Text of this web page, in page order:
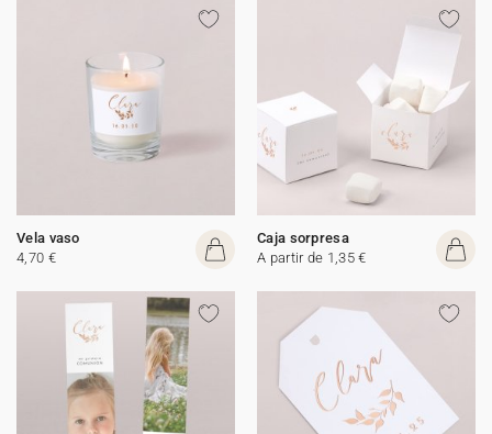
Vela vaso
4,70 €
Caja sorpresa
A partir de 1,35 €